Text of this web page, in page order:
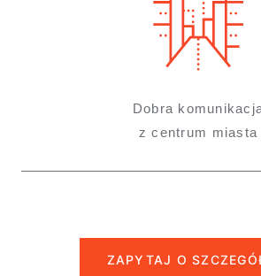
Dobra
z centrum miasta
ZAPYTAJ O